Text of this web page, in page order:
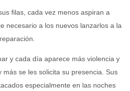
filas, cada vez menos aspiran a
necesario a los nuevos lanzarlos a la
y cada día aparece más violencia y
se les solicita su presencia. Sus
especialmente en las noches